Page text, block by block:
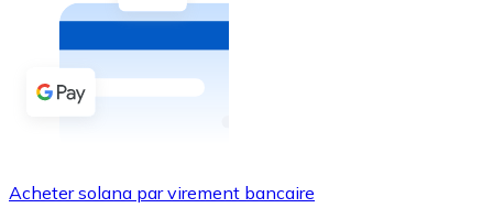
Achetez des cryptomonnaies en espèces et d'autres
Acheter avec espèces
Virement SEPA
Acheter solana par virement bancaire